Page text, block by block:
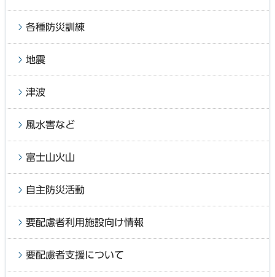
各種防災訓練
地震
津波
風水害など
富士山火山
自主防災活動
要配慮者利用施設向け情報
要配慮者支援について